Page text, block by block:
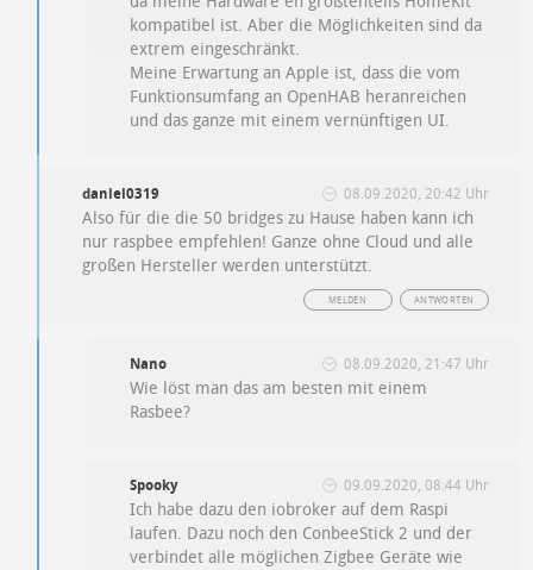
kompatibel ist. Aber die Möglichkeiten sind da
extrem eingeschränkt.
Meine Erwartung an Apple ist, dass die vom
Funktionsumfang an OpenHAB heranreichen
und das ganze mit einem vernünftigen UI.
daniel0319 08.09.2020, 20:42 Uhr
Also für die die 50 bridges zu Hause haben kann ich
nur raspbee empfehlen! Ganze ohne Cloud und alle
großen Hersteller werden unterstützt.
ANTWORTEN
MELDEN
Nano 08.09.2020, 21:47 Uhr
Wie löst man das am besten mit einem
Rasbee?
Spooky 09.09.2020, 08:44 Uhr
Ich habe dazu den iobroker auf dem Raspi
laufen. Dazu noch den ConbeeStick 2 und der
verbindet alle möglichen Zigbee Geräte wie